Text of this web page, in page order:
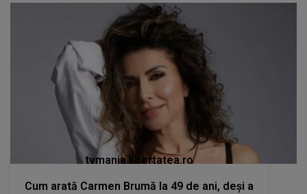
tvmania.libertatea.ro
Cum arată Carmen Brumă la 49 de ani, deși a